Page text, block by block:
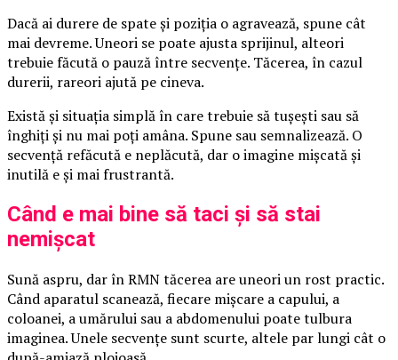
Dacă ai durere de spate și poziția o agravează, spune cât
mai devreme. Uneori se poate ajusta sprijinul, alteori
trebuie făcută o pauză între secvențe. Tăcerea, în cazul
durerii, rareori ajută pe cineva.
Există și situația simplă în care trebuie să tușești sau să
înghiți și nu mai poți amâna. Spune sau semnalizează. O
secvență refăcută e neplăcută, dar o imagine mișcată și
inutilă e și mai frustrantă.
Când e mai bine să taci și să stai
nemișcat
Sună aspru, dar în RMN tăcerea are uneori un rost practic.
Când aparatul scanează, fiecare mișcare a capului, a
coloanei, a umărului sau a abdomenului poate tulbura
imaginea. Unele secvențe sunt scurte, altele par lungi cât o